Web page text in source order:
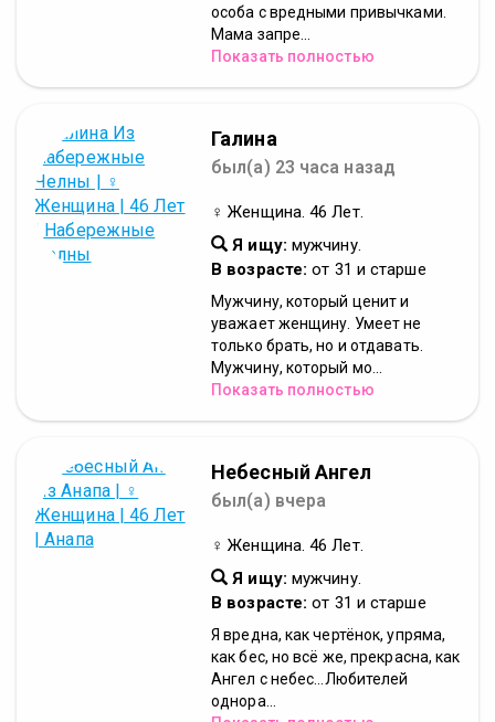
особа с вредными привычками.
Мама запре...
Показать полностью
Галина
был(а) 23 часа назад
♀ Женщина. 46 Лет.
Я ищу: мужчину.
В возрасте: от 31 и старше
Мужчину, который ценит и
уважает женщину. Умеет не
только брать, но и отдавать.
Мужчину, который мо...
Показать полностью
Небесный Ангел
был(а) вчера
♀ Женщина. 46 Лет.
Я ищу: мужчину.
В возрасте: от 31 и старше
Я вредна, как чертёнок, упряма,
как бес, но всё же, прекрасна, как
Ангел с небес...Любителей
однора...